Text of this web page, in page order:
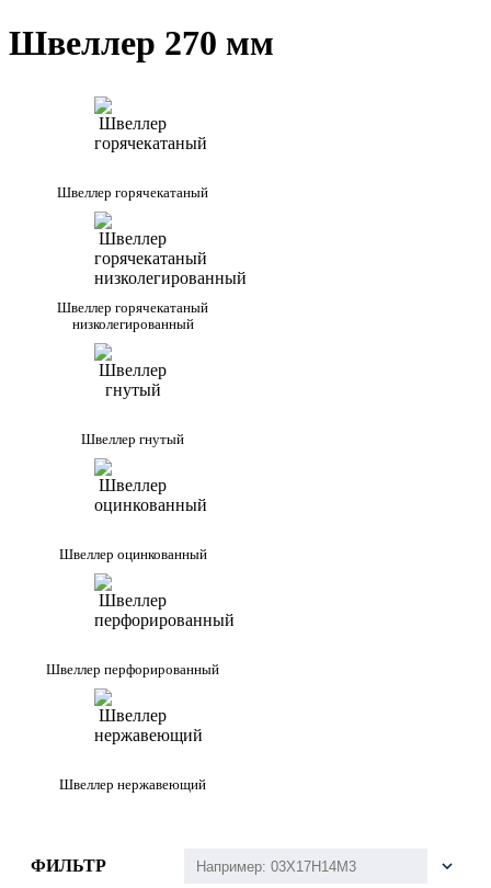
Швеллер 270 мм
Швеллер горячекатаный
Швеллер горячекатаный
низколегированный
Швеллер гнутый
Швеллер оцинкованный
Швеллер перфорированный
Швеллер нержавеющий
ФИЛЬТР